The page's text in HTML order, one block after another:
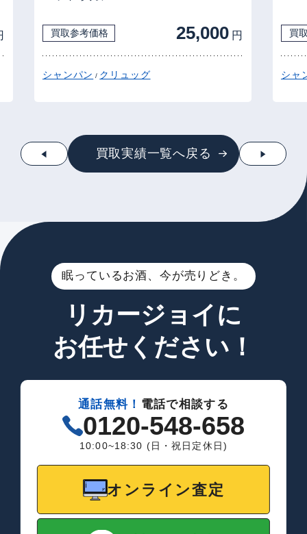
買取参考価格 25,000 円
シャンパン / クリュッグ
買
シャ
買取実績一覧へ戻る
眠っているお酒、今が売りどき。
リカージョイに
お任せください！
通話無料！ 電話で相談する
0120-548-658
10:00~18:30 (日・祝日定休日)
オンライン査定